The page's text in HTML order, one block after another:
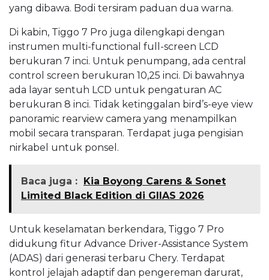
yang dibawa. Bodi tersiram paduan dua warna.
Di kabin, Tiggo 7 Pro juga dilengkapi dengan
instrumen multi-functional full-screen LCD
berukuran 7 inci. Untuk penumpang, ada central
control screen berukuran 10,25 inci. Di bawahnya
ada layar sentuh LCD untuk pengaturan AC
berukuran 8 inci. Tidak ketinggalan bird’s-eye view
panoramic rearview camera yang menampilkan
mobil secara transparan. Terdapat juga pengisian
nirkabel untuk ponsel.
Baca juga : Kia Boyong Carens & Sonet
Limited Black Edition di GIIAS 2026
Untuk keselamatan berkendara, Tiggo 7 Pro
didukung fitur Advance Driver-Assistance System
(ADAS) dari generasi terbaru Chery. Terdapat
kontrol jelajah adaptif dan pengereman darurat,